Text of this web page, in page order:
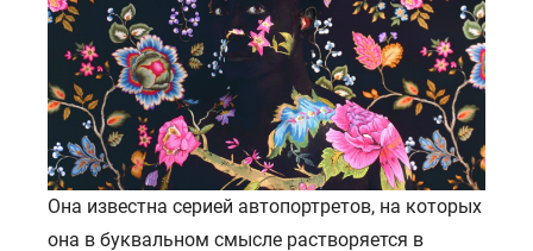
Она известна серией автопортретов, на которых
она в буквальном смысле растворяется в